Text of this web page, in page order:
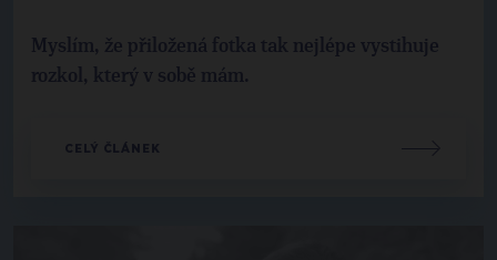
Myslím, že přiložená fotka tak nejlépe vystihuje
rozkol, který v sobě mám.
CELÝ ČLÁNEK